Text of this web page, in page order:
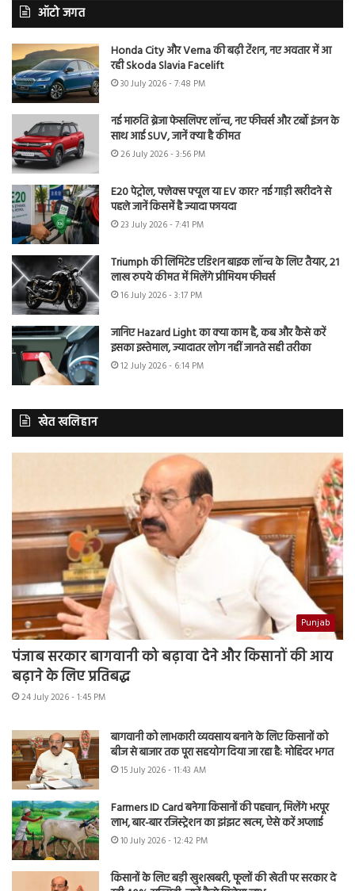
ऑटो जगत
Honda City और Verna की बढ़ी टेंशन, नए अवतार में आ
रही Skoda Slavia Facelift
30 July 2026 - 7:48 PM
नई मारुति ब्रेजा फेसलिफ्ट लॉन्च, नए फीचर्स और टर्बो इंजन के
साथ आई SUV, जानें क्या है कीमत
26 July 2026 - 3:56 PM
E20 पेट्रोल, फ्लेक्स फ्यूल या EV कार? नई गाड़ी खरीदने से
पहले जानें किसमें है ज्यादा फायदा
23 July 2026 - 7:41 PM
Triumph की लिमिटेड एडिशन बाइक लॉन्च के लिए तैयार, 21
लाख रुपये कीमत में मिलेंगे प्रीमियम फीचर्स
16 July 2026 - 3:17 PM
जानिए Hazard Light का क्या काम है, कब और कैसे करें
इसका इस्तेमाल, ज्यादातर लोग नहीं जानते सही तरीका
12 July 2026 - 6:14 PM
खेत खलिहान
Punjab
पंजाब सरकार बागवानी को बढ़ावा देने और किसानों की आय
बढ़ाने के लिए प्रतिबद्ध
24 July 2026 - 1:45 PM
बागवानी को लाभकारी व्यवसाय बनाने के लिए किसानों को
बीज से बाजार तक पूरा सहयोग दिया जा रहा है: मोहिंदर भगत
15 July 2026 - 11:43 AM
Farmers ID Card बनेगा किसानों की पहचान, मिलेंगे भरपूर
लाभ, बार-बार रजिस्ट्रेशन का झंझट खत्म, ऐसे करें अप्लाई
10 July 2026 - 12:42 PM
किसानों के लिए बड़ी खुशखबरी, फूलों की खेती पर सरकार दे